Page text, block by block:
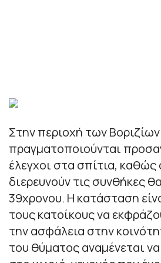
Στην περιοχή των Βοριζίων
πραγματοποιούνται
έλεγχοι στα σπίτια, καθώς
διερευνούν τις συνθήκες
39χρονου. Η κατάσταση
τους κατοίκους να
την ασφάλεια στην
του θύματος αναμένεται